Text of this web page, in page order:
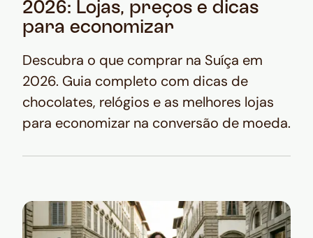
2026: Lojas, preços e dicas
para economizar
Descubra o que comprar na Suíça em
2026. Guia completo com dicas de
chocolates, relógios e as melhores lojas
para economizar na conversão de moeda.